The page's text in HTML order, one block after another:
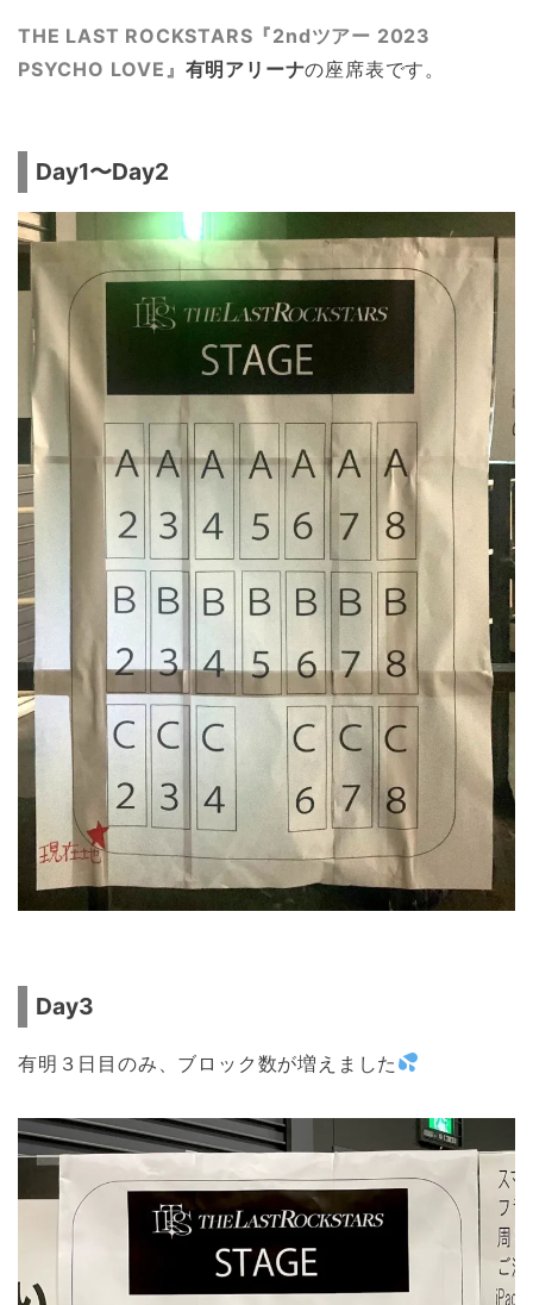
THE LAST ROCKSTARS『2ndツアー 2023
PSYCHO LOVE』 有明アリーナの座席表です。
Day1〜Day2
Day3
有明３日目のみ、ブロック数が増えました